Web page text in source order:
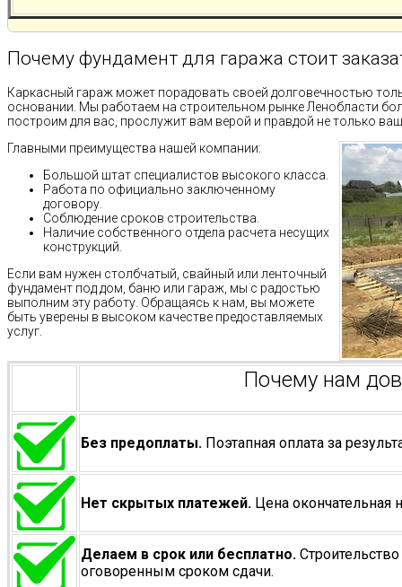
Почему фундамент для гаража стоит
Каркасный гараж может порадовать своей долговечностью
основании. Мы работаем на строительном рынке Ленобласти
построим для вас, прослужит вам верой и правдой не только
Главными преимущества нашей компании:
Большой штат специалистов высокого класса.
Работа по официально заключенному
договору.
Соблюдение сроков строительства.
Наличие собственного отдела расчета несущих
конструкций.
Если вам нужен столбчатый, свайный или ленточный
фундамент под дом, баню или гараж, мы с радостью
выполним эту работу. Обращаясь к нам, вы можете
быть уверены в высоком качестве предоставляемых
услуг.
Почему нам
Без предоплаты. Поэтапная оплата за
Нет скрытых платежей. Цена окончательная
Делаем в срок или бесплатно.
оговоренным сроком сдачи.